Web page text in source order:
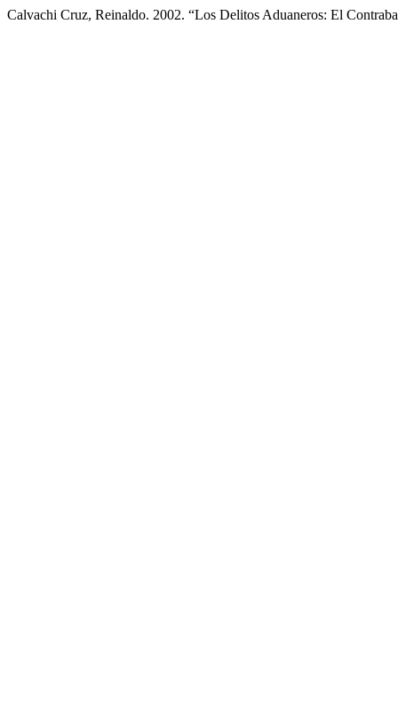
Calvachi Cruz, Reinaldo. 2002. “Los Delitos Aduaneros: El